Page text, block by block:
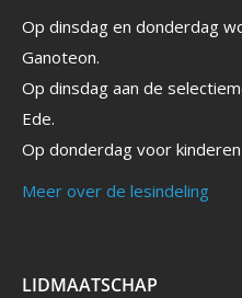
Op dinsdag en donderdag
Ganoteon.
Op dinsdag aan de
Ede.
Op donderdag voor
Meer over de lesindeling
LIDMAATSCHAP